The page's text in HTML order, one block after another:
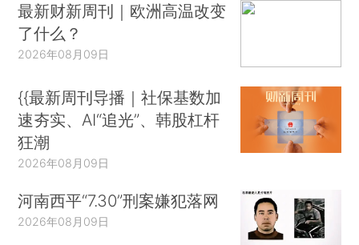
最新财新周刊｜欧洲高温改变
了什么？
2026年08月09日
{{最新周刊导播｜社保基数加
速夯实、AI“追光”、韩股杠杆
狂潮
2026年08月09日
河南西平“7.30”刑案嫌犯落网
2026年08月09日